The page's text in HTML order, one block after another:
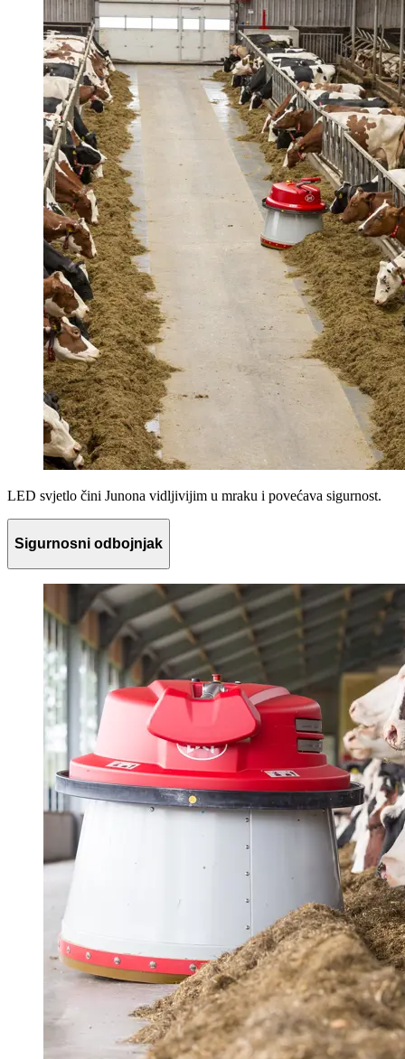
LED svjetlo čini Junona vidljivijim u mraku i povećava sigurnost.
Sigurnosni odbojnjak